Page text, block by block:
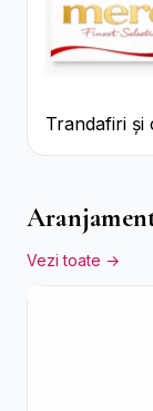
Trandafiri și
Vezi toate →